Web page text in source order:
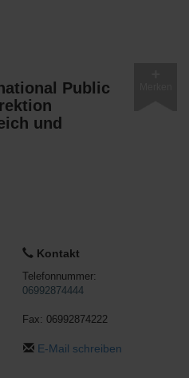
Public
und
Kontakt
Telefonnummer:
06992874444
Fax: 06992874222
E-Mail schreiben